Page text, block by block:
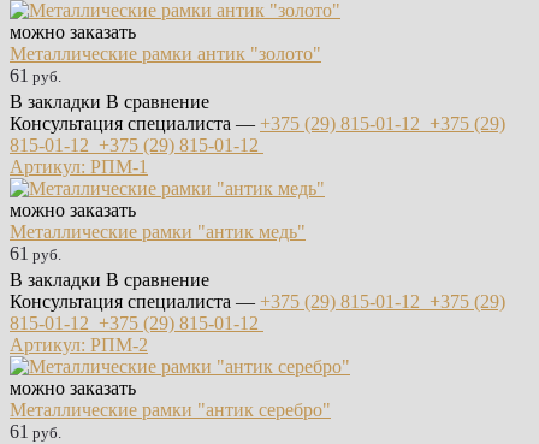
можно заказать
Металлические рамки антик "золото"
61 руб.
В закладки В сравнение
Консультация специалиста — +375 (29) 815-01-12 +375 (29)
815-01-12 +375 (29) 815-01-12
Артикул: РПМ-1
можно заказать
Металлические рамки "антик медь"
61 руб.
В закладки В сравнение
Консультация специалиста — +375 (29) 815-01-12 +375 (29)
815-01-12 +375 (29) 815-01-12
Артикул: РПМ-2
можно заказать
Металлические рамки "антик серебро"
61 руб.